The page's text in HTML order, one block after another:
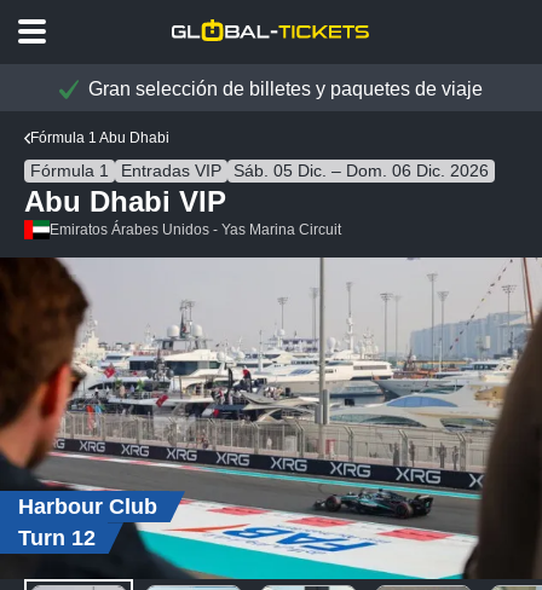
Gran selección de billetes y paquetes de viaje
Fórmula 1 Abu Dhabi
Fórmula 1 Entradas VIP Sáb. 05 Dic. – Dom. 06 Dic. 2026
Abu Dhabi VIP
Emiratos Árabes Unidos - Yas Marina Circuit
Harbour Club
Turn 12